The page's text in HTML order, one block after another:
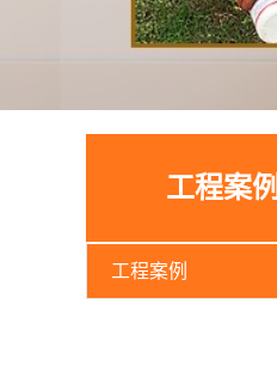
工程案例
工程案例